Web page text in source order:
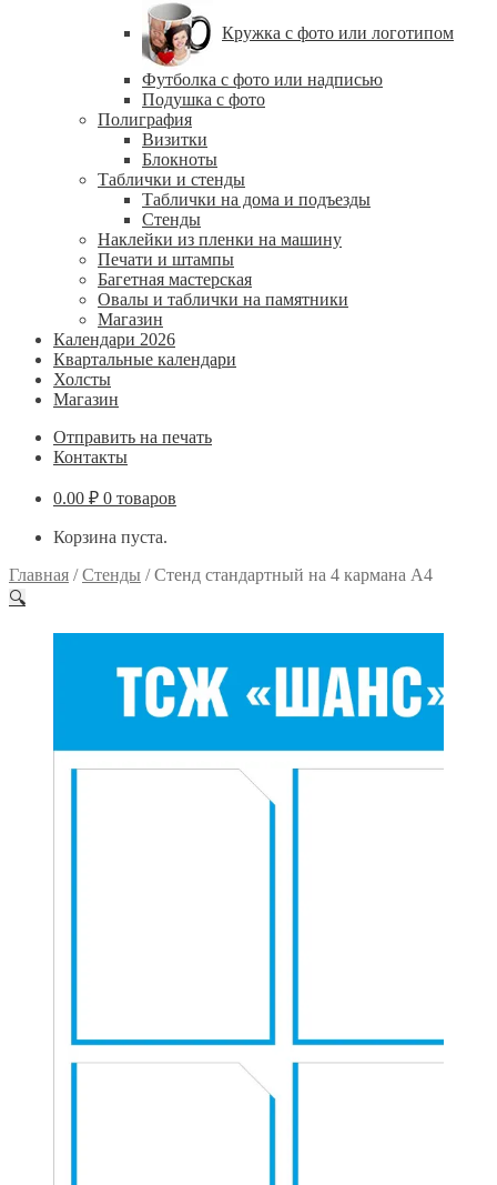
Кружка с фото или логотипом
Футболка с фото или надписью
Подушка с фото
Полиграфия
Визитки
Блокноты
Таблички и стенды
Таблички на дома и подъезды
Стенды
Наклейки из пленки на машину
Печати и штампы
Багетная мастерская
Овалы и таблички на памятники
Магазин
Календари 2026
Квартальные календари
Холсты
Магазин
Отправить на печать
Контакты
0.00 ₽ 0 товаров
Корзина пуста.
Главная /Стенды /Стенд стандартный на 4 кармана А4
🔍